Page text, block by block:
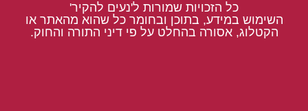
כל הזכויות שמורות ל'נעים להקיר'
השימוש במידע, בתוכן ובחומר כל שהוא מהאתר או
הקטלוג, אסורה בהחלט על פי דיני התורה והחוק.